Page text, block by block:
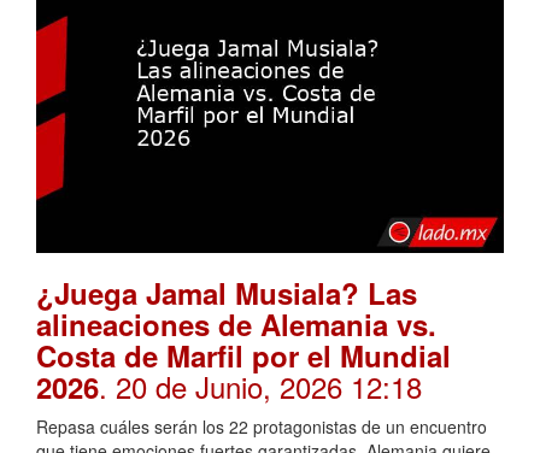
¿Juega Jamal Musiala? Las
alineaciones de Alemania vs.
Costa de Marfil por el Mundial
2026. 20 de Junio, 2026 12:18
Repasa cuáles serán los 22 protagonistas de un encuentro